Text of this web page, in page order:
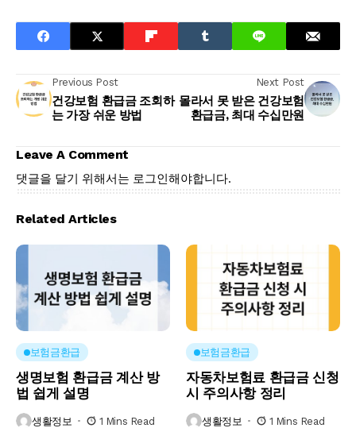
Previous Post
건강보험 환급금 조회하
는 가장 쉬운 방법
Next Post
몰라서 못 받은 건강보험
환급금, 최대 수십만원
Leave A Comment
댓글을 달기 위해서는 로그인해야합니다.
Related Articles
보험금환급
생명보험 환급금 계산 방
법 쉽게 설명
생활정보 1 Mins Read
보험금환급
자동차보험료 환급금 신청
시 주의사항 정리
생활정보 1 Mins Read